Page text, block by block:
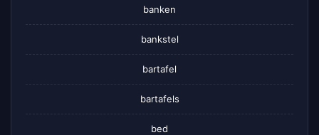
banken
bankstel
bartafel
bartafels
bed